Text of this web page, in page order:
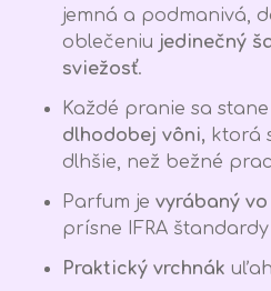
jemná a podmanivá,
oblečeniu jedinečný
sviežosť.
Každé pranie sa
dlhodobej vôni, ktorá
dlhšie, než bežné
Parfum je vyrábaný
prísne IFRA štandardy
Praktický vrchnák